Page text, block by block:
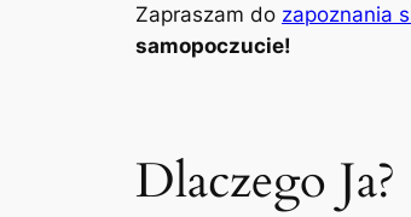
Zapraszam do zapoznania
samopoczucie!
Dlaczego Ja?